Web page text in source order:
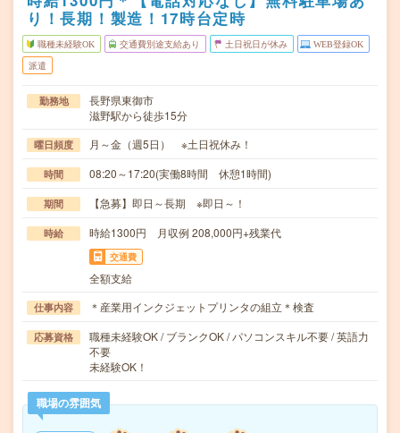
り！長期！製造！17時台定時
職種未経験OK 交通費別途支給あり 土日祝日が休み WEB登録OK
派遣
勤務地
長野県東御市
滋野駅から徒歩15分
曜日頻度 月～金（週5日） ※土日祝休み！
時間 08:20～17:20(実働8時間 休憩1時間)
期間 【急募】即日～長期 ※即日～！
時給 時給1300円 月収例 208,000円+残業代
交通費
全額支給
仕事内容 ＊産業用インクジェットプリンタの組立＊検査
応募資格
職種未経験OK / ブランクOK / パソコンスキル不要 / 英語力
不要
未経験OK！
職場の雰囲気